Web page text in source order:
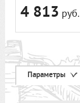
4 813 руб.
Параметры